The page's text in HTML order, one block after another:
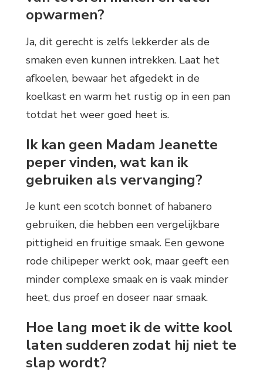
opwarmen?
Ja, dit gerecht is zelfs lekkerder als de
smaken even kunnen intrekken. Laat het
afkoelen, bewaar het afgedekt in de
koelkast en warm het rustig op in een pan
totdat het weer goed heet is.
Ik kan geen Madam Jeanette
peper vinden, wat kan ik
gebruiken als vervanging?
Je kunt een scotch bonnet of habanero
gebruiken, die hebben een vergelijkbare
pittigheid en fruitige smaak. Een gewone
rode chilipeper werkt ook, maar geeft een
minder complexe smaak en is vaak minder
heet, dus proef en doseer naar smaak.
Hoe lang moet ik de witte kool
laten sudderen zodat hij niet te
slap wordt?